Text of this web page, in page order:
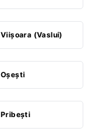
Viişoara (Vaslui)
Oşeşti
Pribeşti